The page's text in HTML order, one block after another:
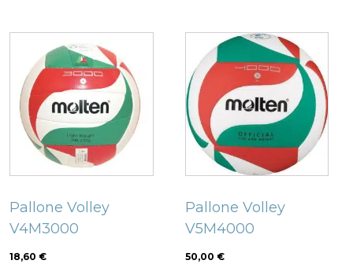
Pallone Volley
V4M3000
18,60 €
Pallone Volley
V5M4000
50,00 €